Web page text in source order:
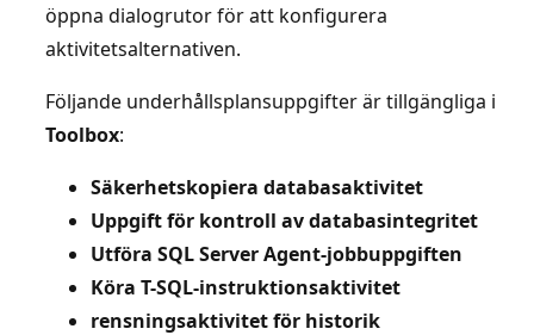
öppna dialogrutor för att konfigurera
aktivitetsalternativen.
Följande underhållsplansuppgifter är tillgängliga i
Toolbox:
Säkerhetskopiera databasaktivitet
Uppgift för kontroll av databasintegritet
Utföra SQL Server Agent-jobbuppgiften
Köra T-SQL-instruktionsaktivitet
rensningsaktivitet för historik